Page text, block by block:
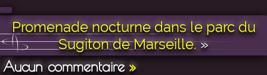
Promenade nocturne dans le parc du
Sugiton de Marseille.»
Aucun commentaire »